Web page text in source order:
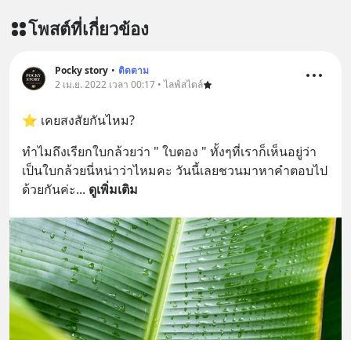
โพสต์ที่เกี่ยวข้อง
Pocky story • ติดตาม
2 เม.ย. 2022 เวลา 00:17 • ไลฟ์สไตล์
⭐ เคยสงสัยกันไหม?
ทำไมถึงเรียกใบกล้วยว่า " ใบตอง " ทั้งๆที่เราก็เห็นอยู่ว่า
เป็นใบกล้วยนี่หน่าว่าไหมคะ วันนี้เลยชวนมาหาคำตอบไป
ด้วยกันค่ะ... ดูเพิ่มเติม